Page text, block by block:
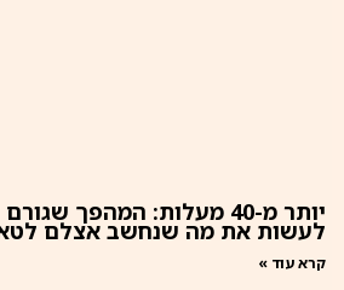
יותר מ-40 מעלות: המהפך
לעשות את מה שנחשב אצלם
קרא עוד »